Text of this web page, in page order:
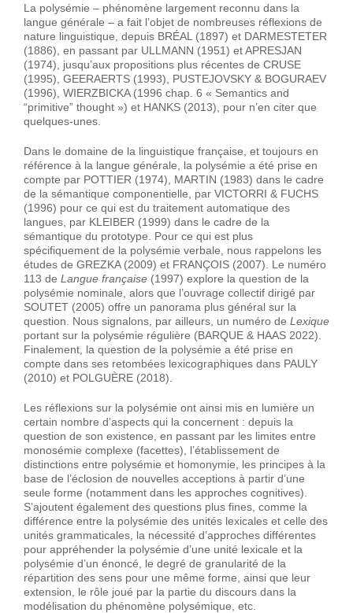
La polysémie – phénomène largement reconnu dans la
langue générale – a fait l’objet de nombreuses réflexions de
nature linguistique, depuis BRÉAL (1897) et DARMESTETER
(1886), en passant par ULLMANN (1951) et APRESJAN
(1974), jusqu’aux propositions plus récentes de CRUSE
(1995), GEERAERTS (1993), PUSTEJOVSKY & BOGURAEV
(1996), WIERZBICKA (1996 chap. 6 « Semantics and
“primitive” thought ») et HANKS (2013), pour n’en citer que
quelques-unes.
Dans le domaine de la linguistique française, et toujours en
référence à la langue générale, la polysémie a été prise en
compte par POTTIER (1974), MARTIN (1983) dans le cadre
de la sémantique componentielle, par VICTORRI & FUCHS
(1996) pour ce qui est du traitement automatique des
langues, par KLEIBER (1999) dans le cadre de la
sémantique du prototype. Pour ce qui est plus
spécifiquement de la polysémie verbale, nous rappelons les
études de GREZKA (2009) et FRANÇOIS (2007). Le numéro
113 de Langue française (1997) explore la question de la
polysémie nominale, alors que l’ouvrage collectif dirigé par
SOUTET (2005) offre un panorama plus général sur la
question. Nous signalons, par ailleurs, un numéro de Lexique
portant sur la polysémie régulière (BARQUE & HAAS 2022).
Finalement, la question de la polysémie a été prise en
compte dans ses retombées lexicographiques dans PAULY
(2010) et POLGUÈRE (2018).
Les réflexions sur la polysémie ont ainsi mis en lumière un
certain nombre d’aspects qui la concernent : depuis la
question de son existence, en passant par les limites entre
monosémie complexe (facettes), l’établissement de
distinctions entre polysémie et homonymie, les principes à la
base de l’éclosion de nouvelles acceptions à partir d’une
seule forme (notamment dans les approches cognitives).
S’ajoutent également des questions plus fines, comme la
différence entre la polysémie des unités lexicales et celle des
unités grammaticales, la nécessité d’approches différentes
pour appréhender la polysémie d’une unité lexicale et la
polysémie d’un énoncé, le degré de granularité de la
répartition des sens pour une même forme, ainsi que leur
extension, le rôle joué par la partie du discours dans la
modélisation du phénomène polysémique, etc.